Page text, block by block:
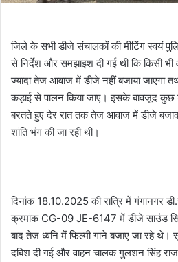
जिले के सभी डीजे संचालकों की मीटिंग स्वयं
से निर्देश और समझाइश दी गई थी कि किसी
ज्यादा तेज आवाज में डीजे नहीं बजाया जाएगा
कड़ाई से पालन किया जाए। इसके बावजूद कुछ
बरतते हुए देर रात तक तेज आवाज में डीजे
शांति भंग की जा रही थी।
दिनांक 18.10.2025 की रात्रि में गंगानगर
क्रमांक CG-09 JE-6147 में डीजे साउंड
बाद तेज ध्वनि में फिल्मी गाने बजाए जा रहे थे।
दबिश दी गई और वाहन चालक गुलशन सिंह